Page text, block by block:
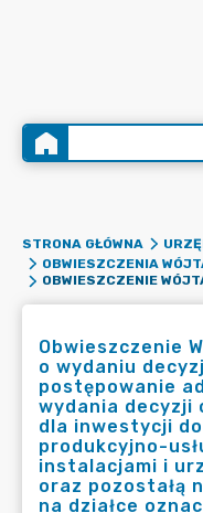
STRONA GŁÓWNA
OBWIESZCZENIA
Obwieszczenie
o wydaniu
postępowanie
wydania decyzji
dla inwestycji
produkcyjno-
instalacjami i
oraz pozostałą
na działce